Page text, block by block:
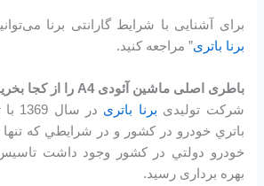
برای آشنایی با شرایط گارانتی برنا
برنا باتری” مراجعه کنید.
باطری اصلی ماشین آئودی A4 را از کجا بخریم؟
شرکت تولیدی برنا باتری
در
باتري خودرو در كشور و در شرايطي كه تنها
بهره برداری رسید.